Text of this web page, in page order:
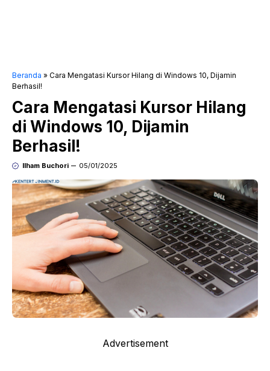
Beranda » Cara Mengatasi Kursor Hilang di Windows 10, Dijamin
Berhasil!
Cara Mengatasi Kursor Hilang
di Windows 10, Dijamin
Berhasil!
Ilham Buchori 05/01/2025
Advertisement